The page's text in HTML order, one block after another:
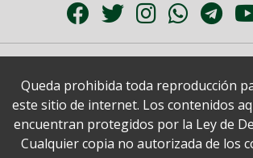
Queda prohibida toda reproducción
este sitio de internet. Los contenidos
encuentran protegidos por la Ley de
Cualquier copia no autorizada de los